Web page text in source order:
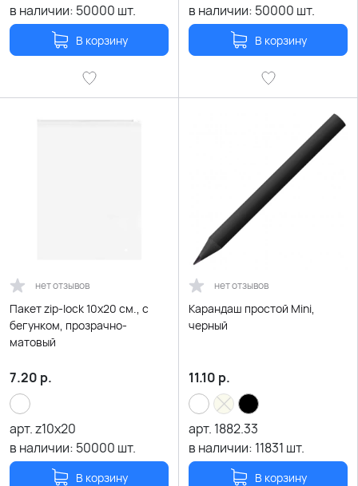
в наличии: 50000 шт.
В корзину
в наличии: 50000 шт.
В корзину
нет отзывов
Пакет zip-lock 10х20 см., с
бегунком, прозрачно-
матовый
7.20 р.
арт.z10x20
в наличии: 50000 шт.
В корзину
нет отзывов
Карандаш простой Mini,
черный
11.10 р.
арт. 1882.33
в наличии: 11831 шт.
В корзину